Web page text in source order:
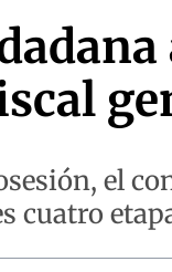
el
cuatro